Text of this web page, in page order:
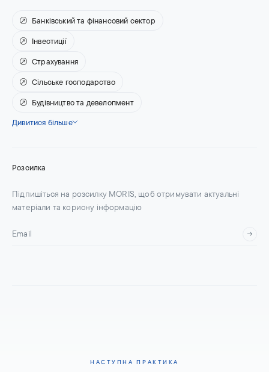
Банківський та фінансовий сектор
Інвестиції
Страхування
Сільське господарство
Будівництво та девелопмент
Дивитися більше
Розсилка
Підпишіться на розсилку MORIS, щоб отримувати актуальні
матеріали та корисну інформацію
НАСТУПНА ПРАКТИКА